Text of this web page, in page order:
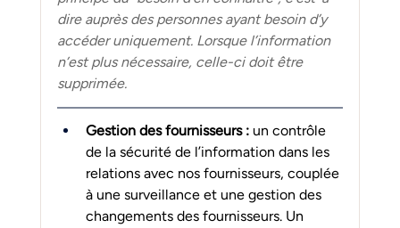
dire auprès des personnes ayant besoin d’y
accéder uniquement. Lorsque l’information
n’est plus nécessaire, celle-ci doit être
supprimée.
Gestion des fournisseurs : un contrôle
de la sécurité de l’information dans les
relations avec nos fournisseurs, couplée
à une surveillance et une gestion des
changements des fournisseurs. Un